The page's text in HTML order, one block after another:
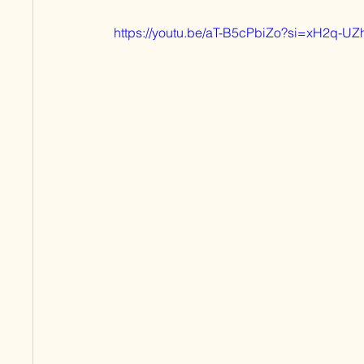
https://youtu.be/aT-B5cPbiZo?si=xH2q-